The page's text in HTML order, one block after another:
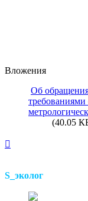
Вложения
Об
требованиями
(40.05
S_эколог